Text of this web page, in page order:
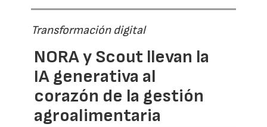
Transformación digital
NORA y Scout llevan la
IA generativa al
corazón de la gestión
agroalimentaria